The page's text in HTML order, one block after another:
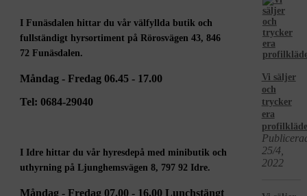
I Funäsdalen hittar du vår välfyllda butik och
fullständigt hyrsortiment på Rörosvägen 43, 846
72 Funäsdalen.
Måndag - Fredag 06.45 - 17.00
Tel: 0684-29040
I Idre hittar du vår hyresdepå med minibutik och
uthyrning på Ljunghemsvägen 8, 797 92 Idre.
Måndag - Fredag 07.00 - 16.00 Lunchstängt
Vi säljer
och
trycker
era
25/4,
2022